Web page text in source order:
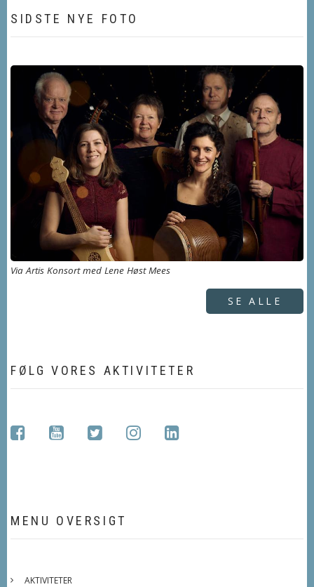
SIDSTE NYE FOTO
Via Artis Konsort med Lene Høst Mees
SE ALLE
FØLG VORES AKTIVITETER
facebookyoutubetwitterinstagramlinkedin
MENU OVERSIGT
AKTIVITETER